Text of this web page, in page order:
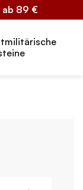
ab 89 €